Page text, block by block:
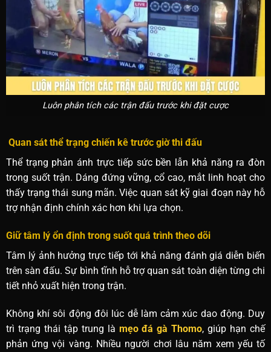
Luôn phân tích các trận đấu trước khi đặt cược
Quan sát thể trạng chiến kê trước giờ thi đấu
Thể trạng phản ánh trực tiếp sức bền lẫn khả năng ra đòn
trong suốt trận. Dáng đứng vững, cổ cao, mắt linh hoạt cho
thấy trạng thái sung mãn. Việc quan sát kỹ giai đoạn này hỗ
trợ nhận định chính xác hơn khi lựa chọn.
Giữ tâm lý ổn định trong suốt quá trình theo dõi
Tâm lý ảnh hưởng trực tiếp tới khả năng đánh giá diễn biến
trên sàn đấu. Sự bình tĩnh hỗ trợ quan sát toàn diện từng chi
tiết nhỏ xuất hiện trong trận.
Không khí sôi động đôi lúc dễ làm cảm xúc dao động. Duy
trì trạng thái tập trung là mẹo đá gà Thomo, giúp hạn chế
phản ứng vội vàng. Nhiều người chơi lâu năm xem yếu tố